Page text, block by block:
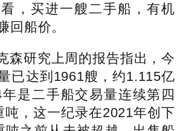
，买进一艘二手船，有机
回船价。
研究上周的报告指出，今
已达到1961艘，约1.115亿
是二手船交易量连续第四
吨，这一纪录在2021年创下